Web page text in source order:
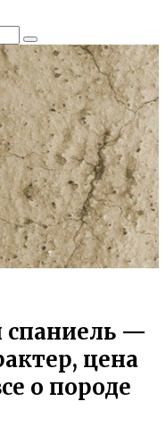
спаниель —
цена
о породе